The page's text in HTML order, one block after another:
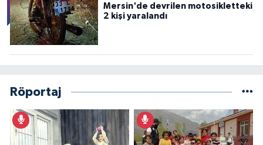
Mersin'de devrilen motosikletteki
2 kişi yaralandı
Röportaj